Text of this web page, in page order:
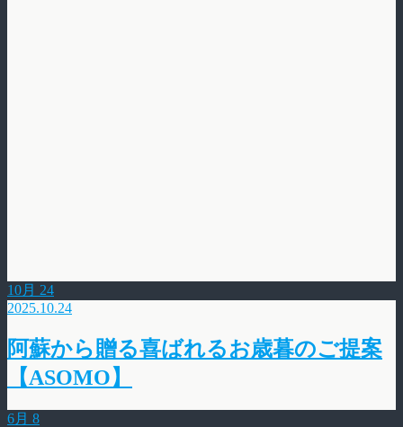
10月 24
2025.10.24
阿蘇から贈る喜ばれるお歳暮のご提案
【ASOMO】
6月 8